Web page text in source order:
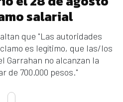
salarial
que "Las autoridades
es legítimo, que las/los
Garrahan no alcanzan la
de 700.000 pesos."